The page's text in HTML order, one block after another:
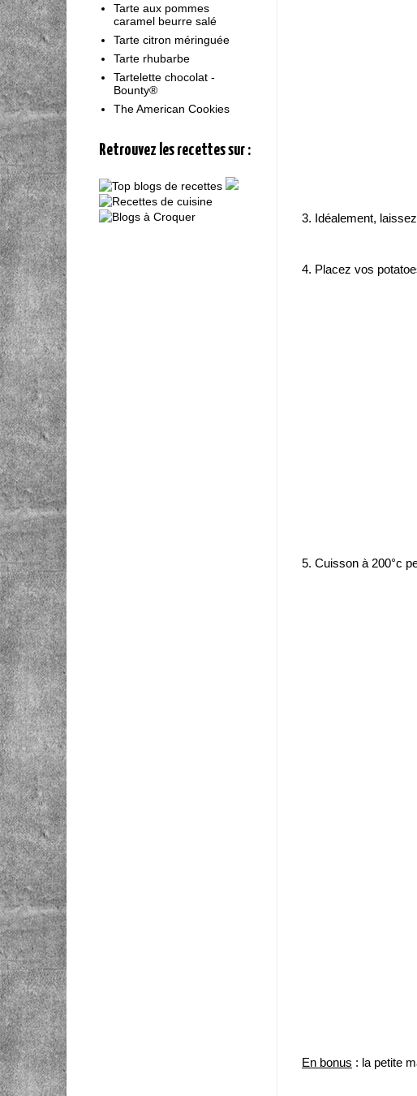
3. Idéalement,
4. Placez vos
5. Cuisson à 200°c
En bonus : la petite
Tarte aux pommes
caramel beurre salé
Tarte citron méringuée
Tarte rhubarbe
Tartelette chocolat -
Bounty®
The American Cookies
Retrouvez les recettes sur :